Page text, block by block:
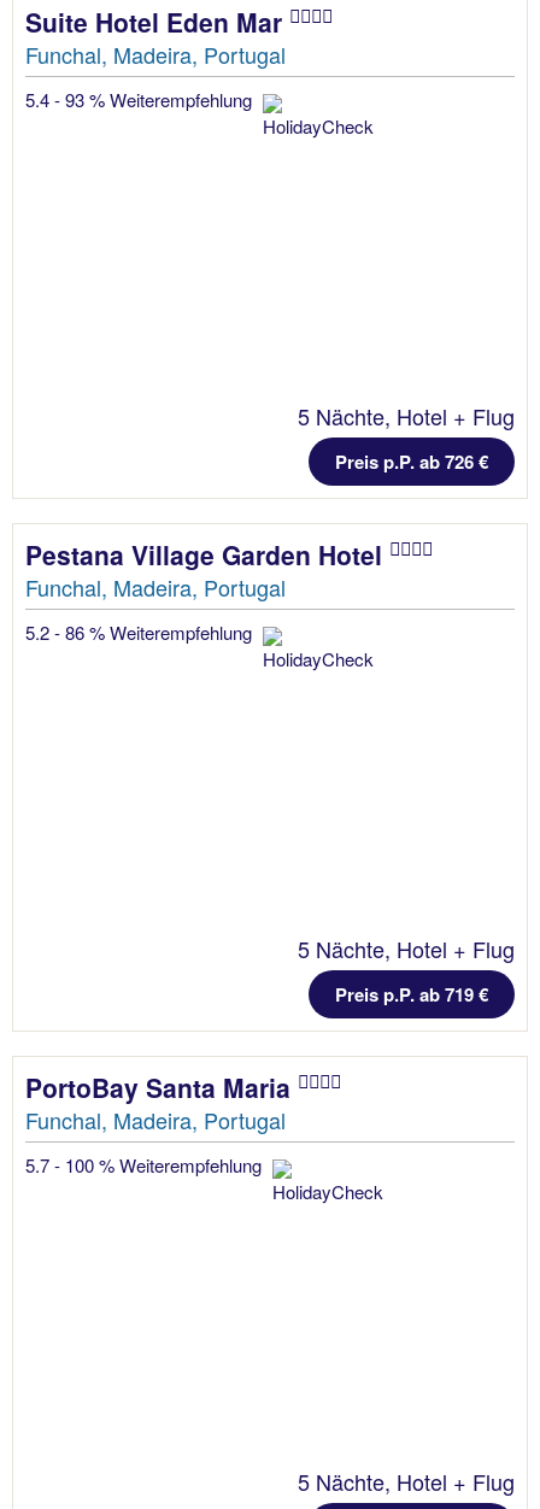
Suite Hotel Eden Mar
Funchal, Madeira, Portugal
5.4 - 93 % Weiterempfehlung
5 Nächte, Hotel + Flug
Preis p.P. ab 726 €
Pestana Village Garden Hotel
Funchal, Madeira, Portugal
5.2 - 86 % Weiterempfehlung
5 Nächte, Hotel + Flug
Preis p.P. ab 719 €
PortoBay Santa Maria
Funchal, Madeira, Portugal
5.7 - 100 % Weiterempfehlung
5 Nächte, Hotel + Flug